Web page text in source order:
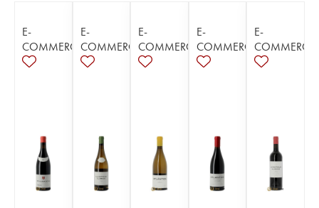
E-
COMMERCE
E-
COMMERCE
E-
COMMERCE
E-
COMMERCE
E-
COMMERCE